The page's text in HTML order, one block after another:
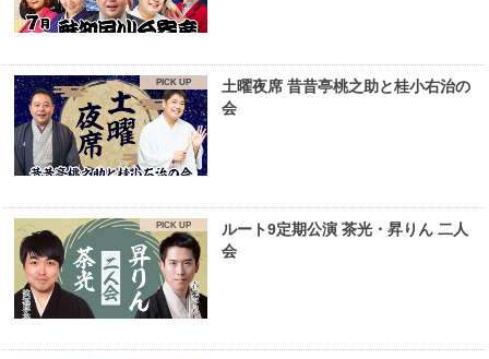
土曜夜席 昔昔亭桃之助と桂小右治の
会
ルート9定期公演 茶光・昇りん 二人
会